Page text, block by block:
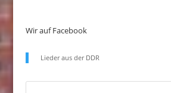
Wir auf Facebook
Lieder aus der DDR